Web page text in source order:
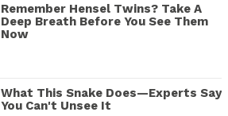
Remember Hensel Twins? Take A
Deep Breath Before You See Them
Now
What This Snake Does—Experts Say
You Can't Unsee It